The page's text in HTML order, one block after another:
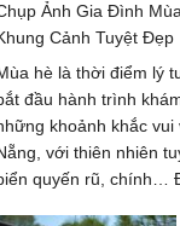
Ảnh Gia Đình
Cảnh Tuyệt Đẹp
hè là thời điểm lý
đầu hành trình
khoảnh khắc
với thiên nhiên
quyến rũ, chính…